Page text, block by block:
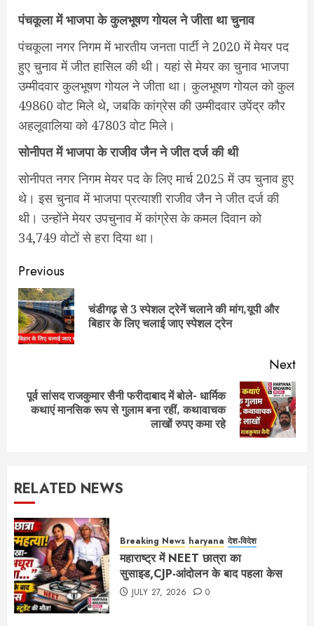
पंचकूला में भाजपा के कुलभूषण गोयल ने जीता था चुनाव
पंचकूला नगर निगम में भारतीय जनता पार्टी ने 2020 में मेयर पद
हुए चुनाव में जीत हासिल की थी। यहां से मेयर का चुनाव भाजपा
उम्मीदवार कुलभूषण गोयल ने जीता था। कुलभूषण गोयल को कुल
49860 वोट मिले थे, जबकि कांग्रेस की उम्मीदवार उपेंद्र कौर
अहलूवालिया को 47803 वोट मिले।
सोनीपत में भाजपा के राजीव जैन ने जीत दर्ज की थी
सोनीपत नगर निगम मेयर पद के लिए मार्च 2025 में उप चुनाव हुए
थे। इस चुनाव में भाजपा प्रत्याशी राजीव जैन ने जीत दर्ज की
थी। उन्होंने मेयर उपचुनाव में कांग्रेस के कमल दिवान को
34,749 वोटों से हरा दिया था।
Post
navigation
Previous
चंडीगढ़ से 3 स्पेशल ट्रेनें चलाने की मांग,यूपी और
बिहार के लिए चलाई जाए स्पेशल ट्रेन
Next
Next
पूर्व सांसद राजकुमार सैनी फरीदाबाद में बोले- धार्मिक
कथाएं मानसिक रूप से गुलाम बना रहीं, कथावाचक
लाखों रुपए कमा रहे
RELATED NEWS
Breaking News haryana देश-विदेश
महाराष्ट्र में NEET छात्रा का
सुसाइड,CJP-आंदोलन के बाद पहला केस
JULY 27, 2026 0